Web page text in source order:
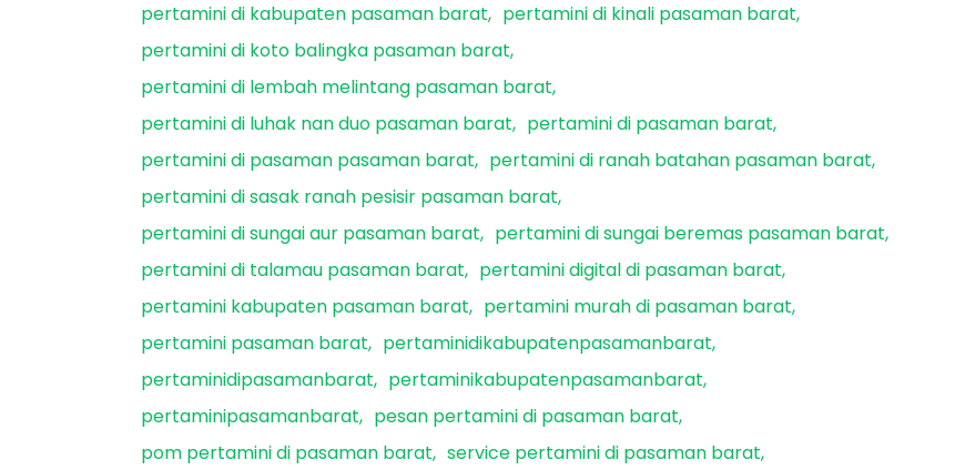
pertamini di kabupaten pasaman barat
pertamini di kinali pasaman barat
pertamini di koto balingka pasaman barat
pertamini di lembah melintang pasaman barat
pertamini di luhak nan duo pasaman barat
pertamini di pasaman barat
pertamini di pasaman pasaman barat
pertamini di ranah batahan pasaman barat
pertamini di sasak ranah pesisir pasaman barat
pertamini di sungai aur pasaman barat
pertamini di sungai beremas pasaman barat
pertamini di talamau pasaman barat
pertamini digital di pasaman barat
pertamini kabupaten pasaman barat
pertamini murah di pasaman barat
pertamini pasaman barat
pertaminidikabupatenpasamanbarat
pertaminidipasamanbarat
pertaminikabupatenpasamanbarat
pertaminipasamanbarat
pesan pertamini di pasaman barat
pom pertamini di pasaman barat
service pertamini di pasaman barat